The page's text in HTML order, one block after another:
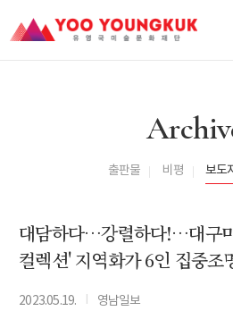
출판물 비평 보도
대담하다…강렬하다!…대구
컬렉션' 지역화가 6인 집중조
2023.05.19. 영남일보